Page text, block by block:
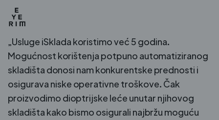
koristimo već 5 godina.
potpuno automatiziranog
nam konkurentske prednosti i
operativne troškove. Čak
leće unutar njihovog
osigurali najbržu moguću